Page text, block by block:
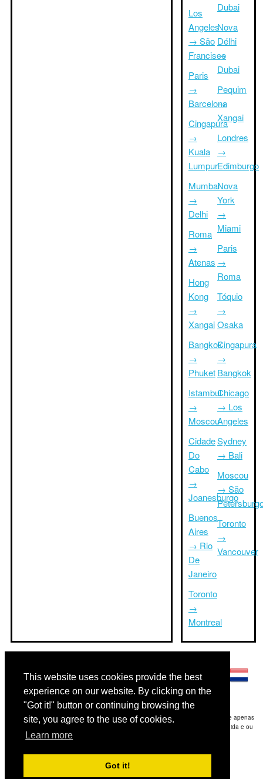
This website uses cookies provide the best
experience on our website. By clicking on the
"Got it!" button or continuing browsing the
site, you agree to the use of cookies.
Learn more
Got it!
Los
Angeles
→ São
Francisco
Paris
→
Barcelona
Cingapura
→
Kuala
Lumpur
Mumbai
→
Delhi
Roma
→
Atenas
Hong
Kong
→
Xangai
Bangkok
→
Phuket
Istambul
→
Moscou
Cidade
Do
Cabo
→
Joanesburgo
Buenos
Aires
→ Rio
De
Janeiro
Toronto
→
Montreal
Dubai
Nova
Délhi
→
Dubai
Pequim
→
Xangai
Londres
→
Edimburgo
Nova
York
→
Miami
Paris
→
Roma
Tóquio
→
Osaka
Cingapura
→
Bangkok
Chicago
→ Los
Angeles
Sydney
→ Bali
Moscou
→ São
Toronto
→
Vancouver
Disclaimer: As informações apresentadas neste site é a nossa melhor estimativa e apenas
para sua referência.Triptimeto.com não se responsabiliza por qualquer atraso de ida e ou
consequentes danos / resultou das informações fornecidas.
Copyright 2015-2026
Contact Usfor feedback.